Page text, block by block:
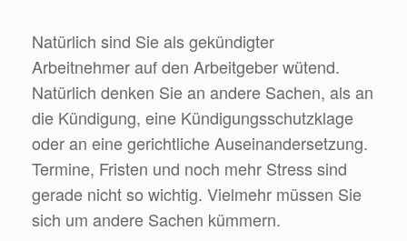
Natürlich sind Sie als gekündigter
Arbeitnehmer auf den Arbeitgeber wütend.
Natürlich denken Sie an andere Sachen, als an
die Kündigung, eine Kündigungsschutzklage
oder an eine gerichtliche Auseinandersetzung.
Termine, Fristen und noch mehr Stress sind
gerade nicht so wichtig. Vielmehr müssen Sie
sich um andere Sachen kümmern.